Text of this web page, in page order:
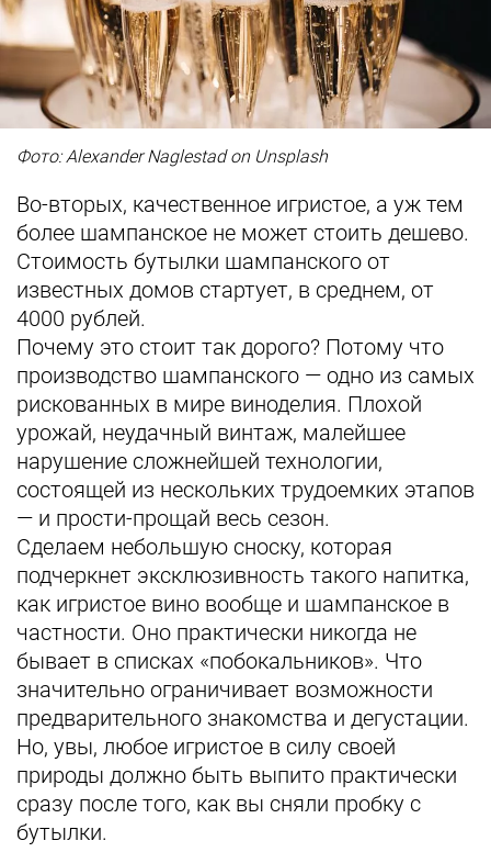
Фото: Alexander Naglestad on Unsplash
Во-вторых, качественное игристое, а уж тем
более шампанское не может стоить дешево.
Стоимость бутылки шампанского от
известных домов стартует, в среднем, от
4000 рублей.
Почему это стоит так дорого? Потому что
производство шампанского — одно из самых
рискованных в мире виноделия. Плохой
урожай, неудачный винтаж, малейшее
нарушение сложнейшей технологии,
состоящей из нескольких трудоемких этапов
— и прости-прощай весь сезон.
Сделаем небольшую сноску, которая
подчеркнет эксклюзивность такого напитка,
как игристое вино вообще и шампанское в
частности. Оно практически никогда не
бывает в списках «побокальников». Что
значительно ограничивает возможности
предварительного знакомства и дегустации.
Но, увы, любое игристое в силу своей
природы должно быть выпито практически
сразу после того, как вы сняли пробку с
бутылки.